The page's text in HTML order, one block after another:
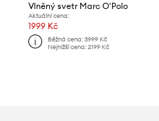
Vlněný svetr Marc O'Polo
Aktuální cena:
1999 Kč
Běžná cena: 3999 Kč
Nejnižší cena: 2199 Kč